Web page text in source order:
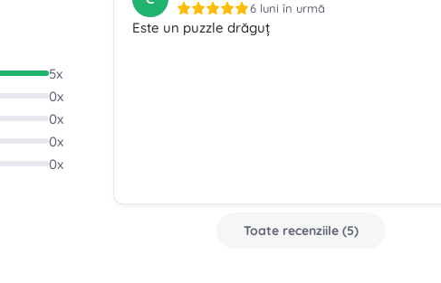
5x
0x
0x
0x
0x
6 luni în urmă
Este un puzzle drăguț
Toate recenziile(5)